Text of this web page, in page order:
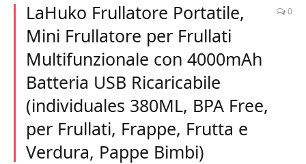
LaHuko Frullatore Portatile,
Mini Frullatore per Frullati
Multifunzionale con 4000mAh
Batteria USB Ricaricabile
(individuales 380ML, BPA Free,
per Frullati, Frappe, Frutta e
Verdura, Pappe Bimbi)
0